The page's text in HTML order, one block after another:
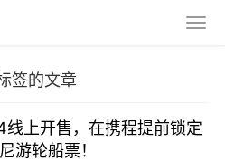
签的文章
线上开售，在携程提前锁定
游轮船票！